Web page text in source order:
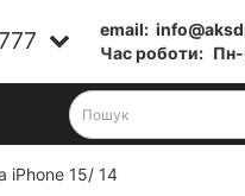
email:
Час роботи: Пн-
iPhone 15/ 14